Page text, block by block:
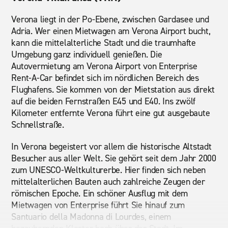
Verona liegt in der Po-Ebene, zwischen Gardasee und
Adria. Wer einen Mietwagen am Verona Airport bucht,
kann die mittelalterliche Stadt und die traumhafte
Umgebung ganz individuell genießen. Die
Autovermietung am Verona Airport von Enterprise
Rent-A-Car befindet sich im nördlichen Bereich des
Flughafens. Sie kommen von der Mietstation aus direkt
auf die beiden Fernstraßen E45 und E40. Ins zwölf
Kilometer entfernte Verona führt eine gut ausgebaute
Schnellstraße.
In Verona begeistert vor allem die historische Altstadt
Besucher aus aller Welt. Sie gehört seit dem Jahr 2000
zum UNESCO-Weltkulturerbe. Hier finden sich neben
mittelalterlichen Bauten auch zahlreiche Zeugen der
römischen Epoche. Ein schöner Ausflug mit dem
Mietwagen von Enterprise führt Sie hinauf zum
Santuario della Madonna di Lourdes, einem